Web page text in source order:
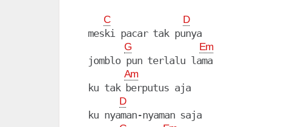
C D
  meski pacar tak punya
G Em
  jomblo pun terlalu lama
Am
  ku tak berputus aja
D
  ku nyaman-nyaman saja